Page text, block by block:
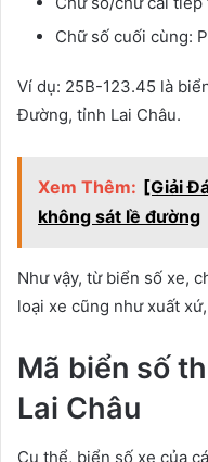
Chữ số cuối cùng:
Ví dụ: 25B-123.45 là
Đường, tỉnh Lai Châu.
Xem Thêm: [Giải
không sát lề đường
Như vậy, từ biển số xe,
loại xe cũng như xuất
Mã biển số
Lai Châu
Cụ thể, biển số xe của